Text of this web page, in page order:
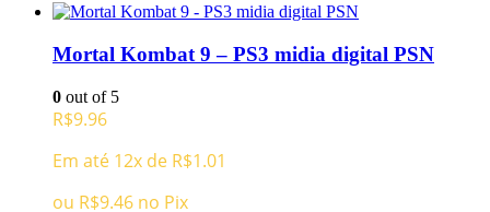
Mortal Kombat 9 – PS3 midia digital PSN
0 out of 5
R$9.96
Em até 12x de R$1.01
ou R$9.46 no Pix